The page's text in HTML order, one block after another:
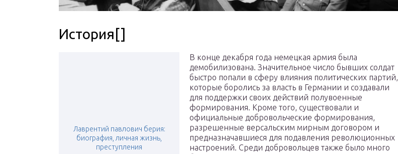
История[]
Лаврентий павлович берия:
биография, личная жизнь,
преступления
В конце декабря года немецкая армия была
демобилизована. Значительное число бывших солдат
быстро попали в сферу влияния политических партий,
которые боролись за власть в Германии и создавали
для поддержки своих действий полувоенные
формирования. Кроме того, существовали и
официальные добровольческие формирования,
разрешенные версальским мирным договором и
предназначавшиеся для подавления революционных
настроений. Среди добровольцев также было много